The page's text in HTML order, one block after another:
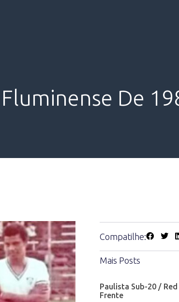
De
Compatilhe:
Mais Posts
Paulista Sub-20 /
Frente